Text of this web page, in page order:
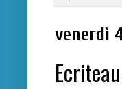
venerdì